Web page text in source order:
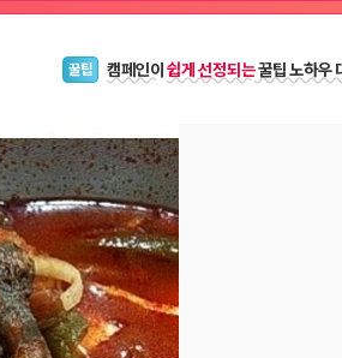
안내 블로그 위젯을 달면선정확률이 높아